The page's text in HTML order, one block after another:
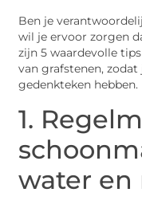
Ben je
wil je ervoor zorgen
zijn 5 waardevolle
van grafstenen,
gedenkteken hebben.
1.
water en